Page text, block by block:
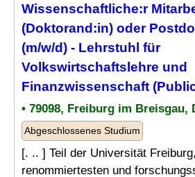
Wissenschaftliche:r
(Doktorand:in) oder
(m/w/d) - Lehrstuhl für
Volkswirtschaftslehre und
Finanzwissenschaft
• 79098, Freiburg im Breisgau,
Abgeschlossenes Studium
[. .. ] Teil der Universität
renommiertesten und